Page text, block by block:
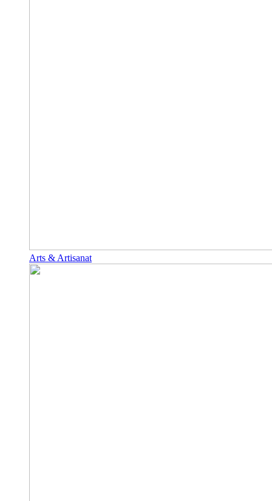
Arts & Artisanat